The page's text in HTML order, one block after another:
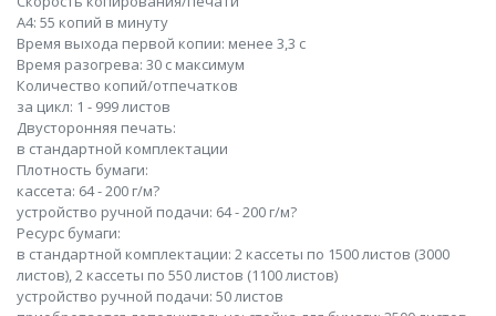
A4: 55 копий в минуту
Время выхода первой копии: менее 3,3 с
Время разогрева: 30 с максимум
Количество копий/отпечатков
за цикл: 1 - 999 листов
Двусторонняя печать:
в стандартной комплектации
Плотность бумаги:
кассета: 64 - 200 г/м?
устройство ручной подачи: 64 - 200 г/м?
Ресурс бумаги:
в стандартной комплектации: 2 кассеты по 1500 листов (3000
листов), 2 кассеты по 550 листов (1100 листов)
устройство ручной подачи: 50 листов